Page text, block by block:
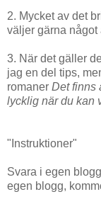
2. Mycket av det
väljer gärna något
3. När det gäller
jag en del tips,
romaner Det finns
lycklig när du kan
"Instruktioner"
Svara i egen
egen blogg,